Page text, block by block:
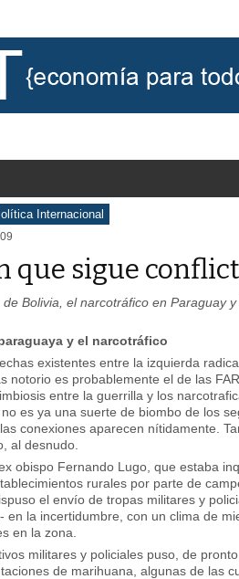
Internacional
que sigue
Bolivia, el narcotráfico en Paraguay
y el narcotráfico
existentes entre la izquierda
notorio es probablemente el de las
entre la guerrilla y los
es ya una suerte de biombo de los
conexiones aparecen nítidamente.
al desnudo.
obispo Fernando Lugo, que estaba
rurales por parte de
el envío de tropas militares y
en la incertidumbre, con un clima de
en la zona.
militares y policiales puso, de
de marihuana, algunas de las